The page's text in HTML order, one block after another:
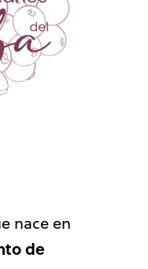
nace en
de